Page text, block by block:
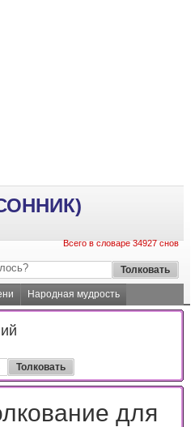
Всего в словаре 34927 снов
Народная мудрость
для